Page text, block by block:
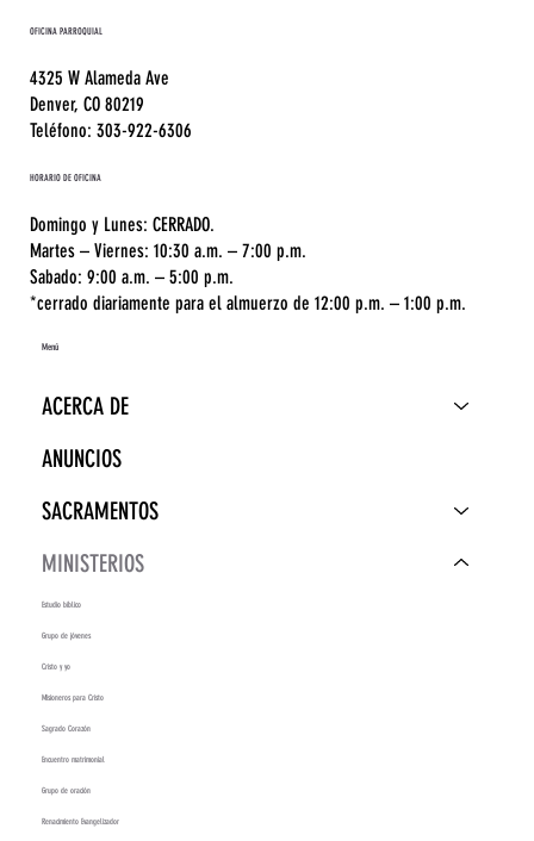
Menú
ACERCA DE
ANUNCIOS
SACRAMENTOS
MINISTERIOS
Estudio bíblico
Grupo de jóvenes
Cristo y yo
Misioneros para Cristo
Sagrado Corazón
Encuentro matrimonial
Grupo de oración
Renacimiento Evangelizador
OFICINA PARROQUIAL
4325 W Alameda Ave
Denver, CO 80219
Teléfono: 303-922-6306
HORARIO DE OFICINA
Domingo y Lunes: CERRADO.
Martes – Viernes: 10:30 a.m. – 7:00 p.m.
Sabado: 9:00 a.m. – 5:00 p.m.
*cerrado diariamente para el almuerzo de 12:00 p.m. – 1:00 p.m.